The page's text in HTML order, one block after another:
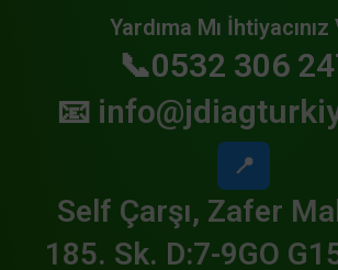
Yardıma Mı
📞0532 306
📧
📍
Self Çarşı, Zafer
185. Sk. D:7-9GO